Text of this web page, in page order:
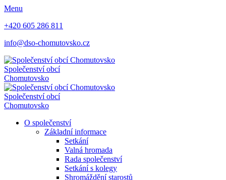
Menu
+420 605 286 811
info@dso-chomutovsko.cz
Společenství obcí
Chomutovsko
Společenství obcí
Chomutovsko
O společenství
Základní informace
Setkání
Valná hromada
Rada společenství
Setkání s kolegy
Shromáždění starostů